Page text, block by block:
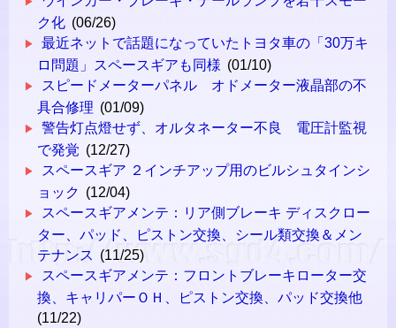
ク化 (06/26)
最近ネットで話題になっていたトヨタ車の「30万キ
ロ問題」スペースギアも同様 (01/10)
スピードメーターパネル オドメーター液晶部の不
具合修理 (01/09)
警告灯点燈せず、オルタネーター不良 電圧計監視
で発覚 (12/27)
スペースギア ２インチアップ用のビルシュタインシ
ョック (12/04)
スペースギアメンテ：リア側ブレーキ ディスクロー
ター、パッド、ピストン交換、シール類交換＆メン
テナンス (11/25)
スペースギアメンテ：フロントブレーキローター交
換、キャリパーＯＨ、ピストン交換、パッド交換他
(11/22)